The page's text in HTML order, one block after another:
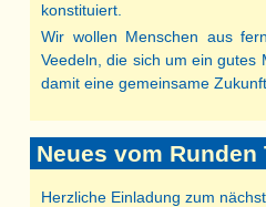
konstituiert.
Wir wollen Menschen aus
Veedeln, die sich um ein gutes
damit eine gemeinsame
Neues vom Runden
Herzliche Einladung zum